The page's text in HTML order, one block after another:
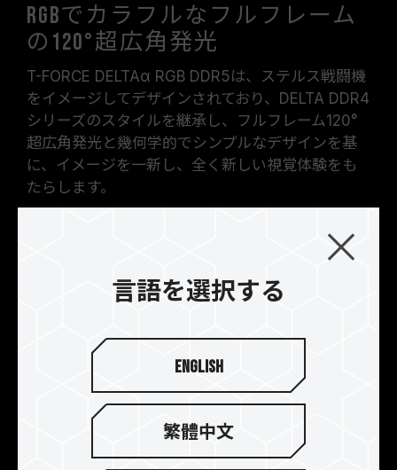
RGBでカラフルなフルフレーム
の120°超広角発光
T-FORCE DELTAα RGB DDR5は、ステルス戦闘機
をイメージしてデザインされており、DELTA DDR4
シリーズのスタイルを継承し、フルフレーム120°
超広角発光と幾何学的でシンプルなデザインを基
に、イメージを一新し、全く新しい視覚体験をも
たらします。
言語を選択する
English
繁體中文